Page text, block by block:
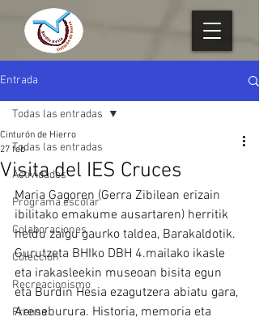
Entrada
Todas las entradas
Actividades
Programa escolar
Colaboraciones
Colección
Recreacionismo
Prensa
Todas las entradas
Visita del IES Cruces
Cinturón de Hierro
27 feb
Maria Gagoren (Gerra Zibilean erizain
ibilitako emakume ausartaren) herritik
heldu zaigu gaurko taldea, Barakaldotik.
Gurutzeta BHIko DBH 4.mailako ikasle
eta irakasleekin museoan bisita egun
eta Burdin Hesia ezagutzera abiatu gara,
Areneburura. Historia, memoria eta